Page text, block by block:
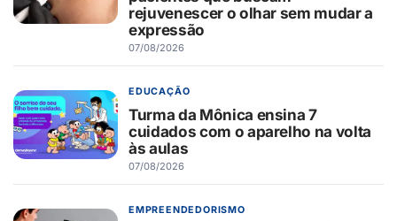
rejuvenescer o olhar sem mudar a
expressão
07/08/2026
EDUCAÇÃO
Turma da Mônica ensina 7
cuidados com o aparelho na volta
às aulas
07/08/2026
EMPREENDEDORISMO